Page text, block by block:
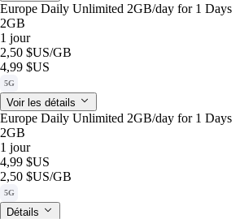
Europe Daily Unlimited 2GB/day for 1 Days
2GB
1 jour
2,50 $US/GB
4,99 $US
5G
Voir les détails
Europe Daily Unlimited 2GB/day for 1 Days
2GB
1 jour
4,99 $US
2,50 $US/GB
5G
Détails